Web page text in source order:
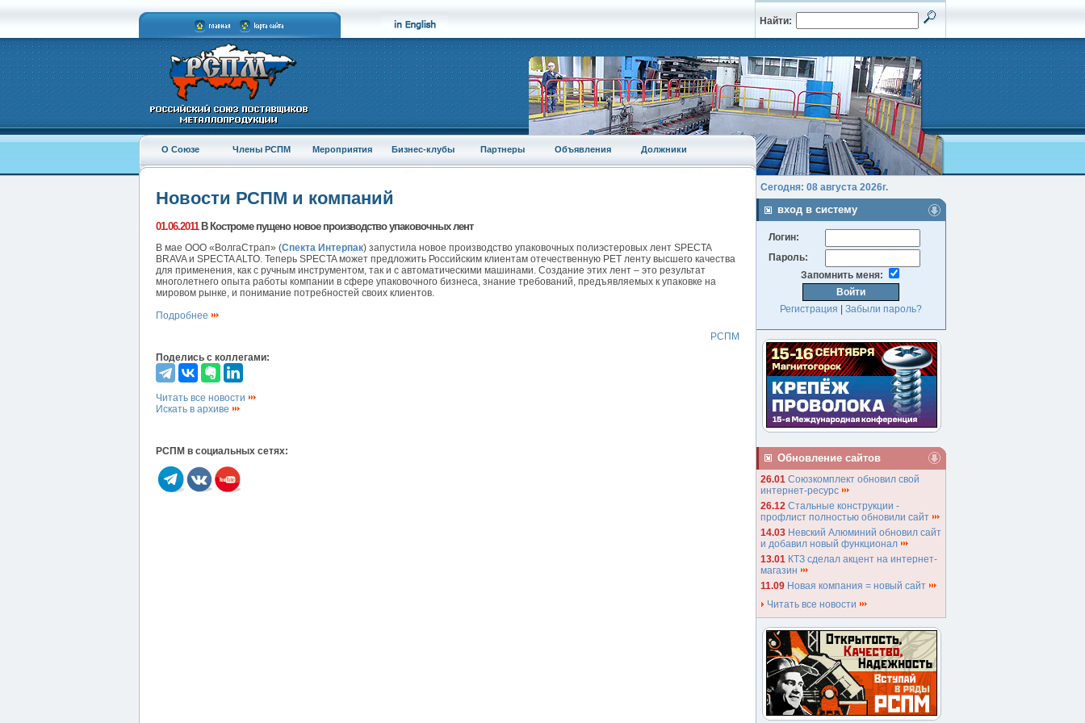
Найти:
О Союзе Члены РСПМ Мероприятия Бизнес-клубы Партнеры Объявления Должники
Новости РСПМ и компаний
01.06.2011В Костроме пущено новое производство упаковочных лент
В мае ООО «ВолгаСтрап» (Спекта Интерпак) запустила новое производство упаковочных полиэстеровых лент SPECTA
BRAVA и SPECTA ALTO. Теперь SPECTA может предложить Российским клиентам отечественную РЕТ ленту высшего качества
для применения, как с ручным инструментом, так и с автоматическими машинами. Создание этих лент – это результат
многолетнего опыта работы компании в сфере упаковочного бизнеса, знание требований, предъявляемых к упаковке на
мировом рынке, и понимание потребностей своих клиентов.
Подробнее
РСПМ
Поделись с коллегами:
Читать все новости
Искать в архиве
РСПМ в социальных сетях:
Сегодня: 08 августа 2026г.
вход в систему
Логин:
Пароль:
Запомнить меня:
Регистрация Забыли пароль?
Обновление сайтов
26.01 Союзкомплект обновил свой
интернет-ресурс
26.12 Стальные конструкции -
профлист полностью обновили сайт
14.03 Невский Алюминий обновил сайт
и добавил новый функционал
13.01 КТЗ сделал акцент на интернет-
магазин
11.09 Новая компания = новый сайт
Читать все новости